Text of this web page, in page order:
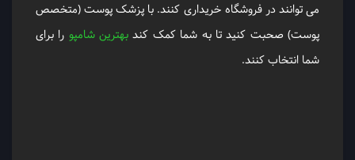
می توانند در فروشگاه خریداری کنند. با پزشک پوست (متخصص
پوست) صحبت کنید تا به شما کمک کند بهترین شامپو را برای
شما انتخاب کنند.